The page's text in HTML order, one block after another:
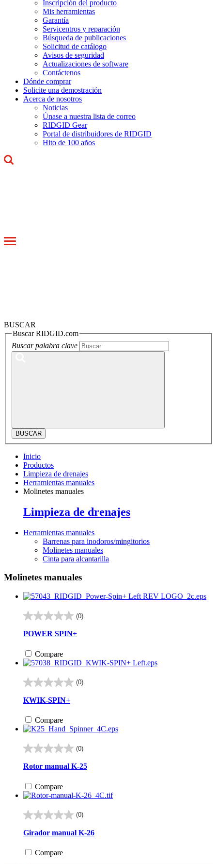
Inscripción del producto
Mis herramientas
Garantía
Servicentros y reparación
Búsqueda de publicaciones
Solicitud de catálogo
Avisos de seguridad
Actualizaciones de software
Contáctenos
Dónde comprar
Solicite una demostración
Acerca de nosotros
Noticias
Únase a nuestra lista de correo
RIDGID Gear
Portal de distribuidores de RIDGID
Hito de 100 años
Toggle
BUSCAR
Buscar RIDGID.com
Buscar palabra clave
BUSCAR
Inicio
Productos
Limpieza de drenajes
Herramientas manuales
Molinetes manuales
Limpieza de drenajes
Herramientas manuales
Barrenas para inodoros/mingitorios
Molinetes manuales
Cinta para alcantarilla
Molinetes manuales
(0)
0.0
5
POWER SPIN+
Compare
(0)
0.0
5
KWIK-SPIN+
Compare
(0)
0.0
5
Rotor manual K-25
Compare
(0)
0.0
5
Girador manual K-26
Compare